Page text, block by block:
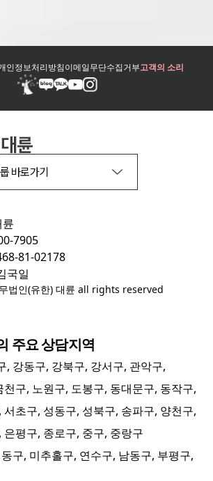
인정보처리방침이메일무단수집거부고객의 소리
바로가기
7905
81-02178
국일
법인(유한) 대륜 all rights reserved
주요 상담지역
, 강동구, 강북구, 강서구, 관악구,
구, 노원구, 도봉구, 동대문구, 동작구,
초구, 성동구, 성북구, 송파구, 양천구,
평구, 종로구, 중구, 중랑구
구, 미추홀구, 연수구, 남동구, 부평구,